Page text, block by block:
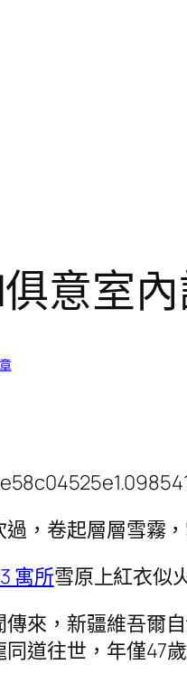
俱意室
，卷起層層雪霧
寓所雪原上紅衣似
傳來，新疆維吾爾
道往世，年僅47歲